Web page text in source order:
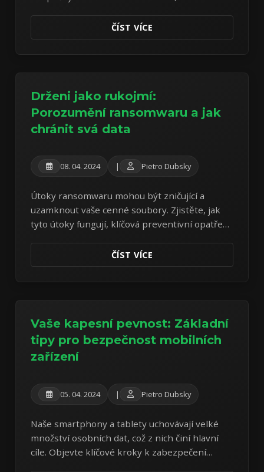
nákupním podvodům.ČÍST VÍCE
Drženi jako rukojmí:
Porozumění ransomwaru a jak
chránit svá data
08. 04. 2024 | Pietro Dubsky
Útoky ransomwaru mohou být zničující a
uzamknout vaše cenné soubory. Zjistěte, jak
tyto útoky fungují, klíčová preventivní opatření
ČÍST VÍCE
Vaše kapesní pevnost: Základní
tipy pro bezpečnost mobilních
zařízení
05. 04. 2024 | Pietro Dubsky
Naše smartphony a tablety uchovávají velké
množství osobních dat, což z nich činí hlavní
cíle. Objevte klíčové kroky k zabezpečení